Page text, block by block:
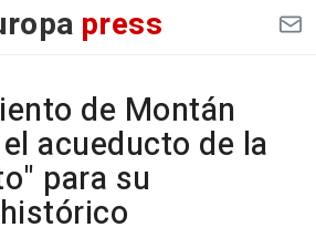
press
de Montán
acueducto de la
para su